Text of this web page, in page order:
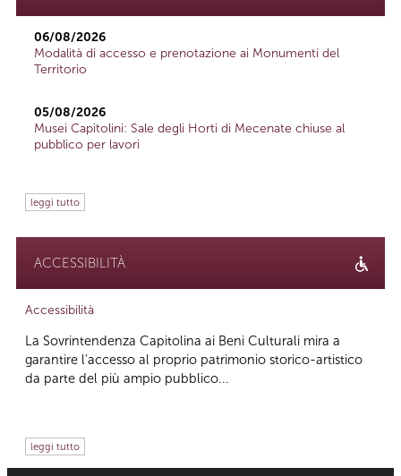
06/08/2026
Modalità di accesso e prenotazione ai Monumenti del
Territorio
05/08/2026
Musei Capitolini: Sale degli Horti di Mecenate chiuse al
pubblico per lavori
leggi tutto
ACCESSIBILITÀ
Accessibilità
La Sovrintendenza Capitolina ai Beni Culturali mira a
garantire l’accesso al proprio patrimonio storico-artistico
da parte del più ampio pubblico...
leggi tutto